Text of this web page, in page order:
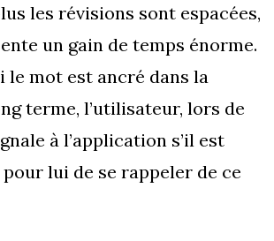
les révisions sont espacées,
un gain de temps énorme.
le mot est ancré dans la
terme, l’utilisateur, lors de
à l’application s’il est
lui de se rappeler de ce